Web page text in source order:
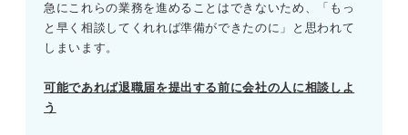
急にこれらの業務を進めることはできないため、「もっ
と早く相談してくれれば準備ができたのに」と思われて
しまいます。
可能であれば退職届を提出する前に会社の人に相談しよ
う